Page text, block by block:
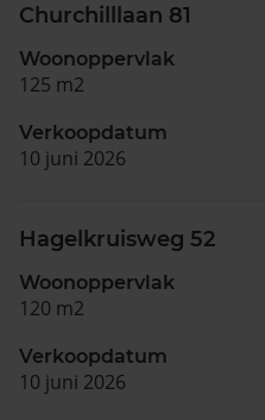
Churchilllaan 81
Woonoppervlak
125 m2
Verkoopdatum
10 juni 2026
Hagelkruisweg 52
Woonoppervlak
120 m2
Verkoopdatum
10 juni 2026